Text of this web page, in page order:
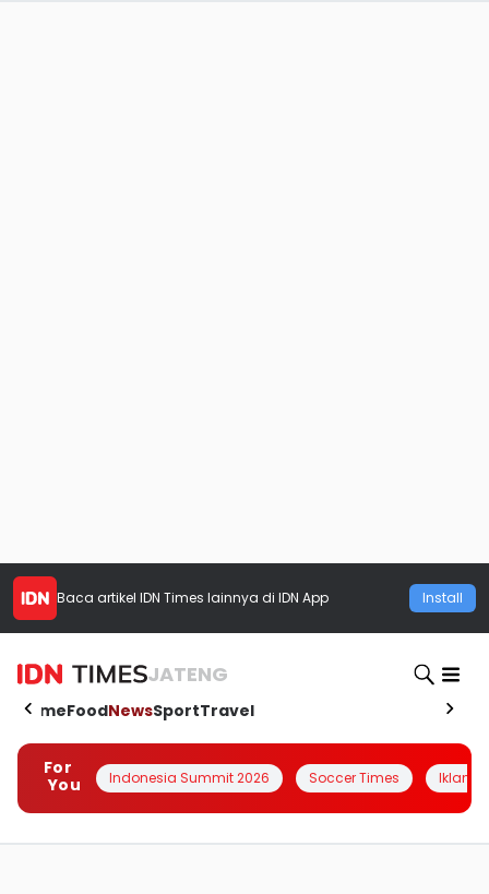
Baca artikel IDN Times lainnya di IDN App Install
JATENG
HomeFoodNewsSportTravel
For
You
Indonesia Summit 2026 Soccer Times Iklanin